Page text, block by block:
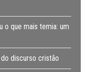
o que mais temia: um
discurso cristão